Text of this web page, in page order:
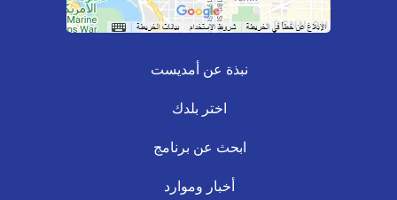
نبذة عن أمديست
اختر بلدك
ابحث عن برنامج
أخبار وموارد